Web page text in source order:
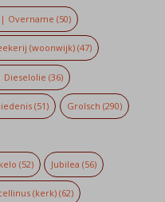
Overname (50)
(woonwijk) (47)
Dieselolie (36)
(51) Grolsch (290)
(52) Jubilea (56)
(kerk)(62)